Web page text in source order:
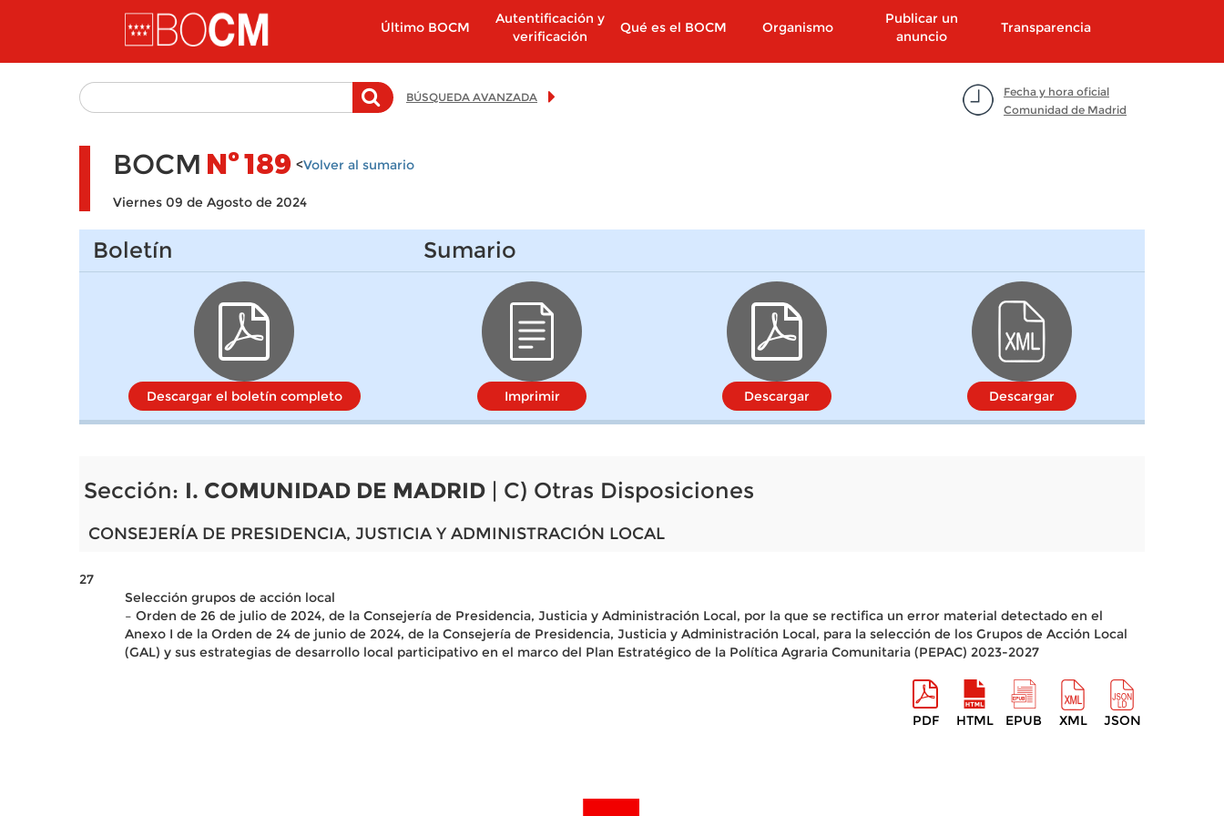
Pasar al contenido principal
Último BOCM
Autentificación y
verificación
Qué es el BOCM Organismo
Publicar un
anuncio
Transparencia
Fecha y hora oficial
Comunidad de Madrid
BÚSQUEDA AVANZADA
BOCM Nº189 <Volver al sumario
Viernes 09 de Agosto de 2024
Boletín
Descargar el boletín completo
Sumario
Imprimir Descargar Descargar
Sección: I. COMUNIDAD DE MADRID | C) Otras Disposiciones
CONSEJERÍA DE PRESIDENCIA, JUSTICIA Y ADMINISTRACIÓN LOCAL
27
Selección grupos de acción local
– Orden de 26 de julio de 2024, de la Consejería de Presidencia, Justicia y Administración Local, por la que se rectifica un error material detectado en el
Anexo I de la Orden de 24 de junio de 2024, de la Consejería de Presidencia, Justicia y Administración Local, para la selección de los Grupos de Acción Local
(GAL) y sus estrategias de desarrollo local participativo en el marco del Plan Estratégico de la Política Agraria Comunitaria (PEPAC) 2023-2027
PDF HTML EPUB XML JSON